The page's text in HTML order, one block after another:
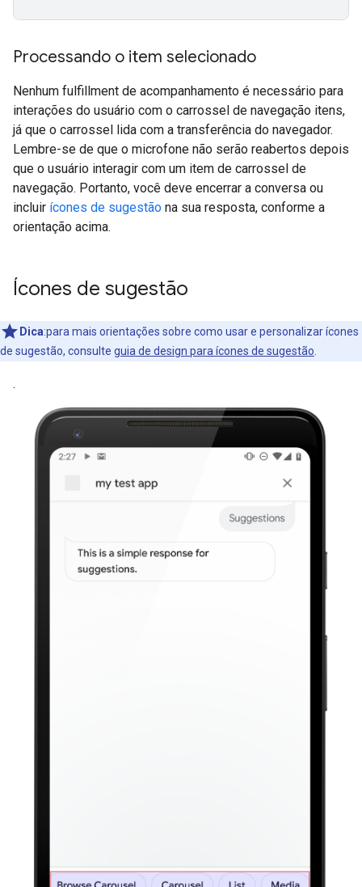
Processando o item selecionado
Nenhum fulfillment de acompanhamento é necessário para
interações do usuário com o carrossel de navegação itens,
já que o carrossel lida com a transferência do navegador.
Lembre-se de que o microfone não serão reabertos depois
que o usuário interagir com um item de carrossel de
navegação. Portanto, você deve encerrar a conversa ou
incluir ícones de sugestão na sua resposta, conforme a
orientação acima.
Ícones de sugestão
Dica:para mais orientações sobre como usar e personalizar ícones
de sugestão, consulte guia de design para ícones de sugestão
.